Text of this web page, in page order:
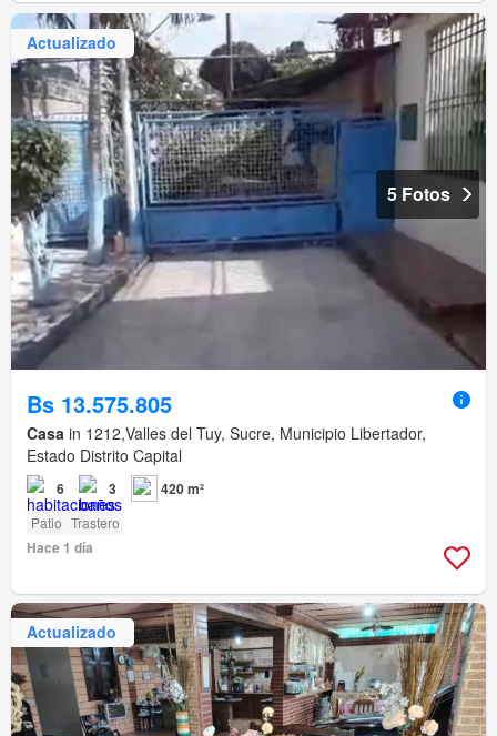
Actualizado
5 Fotos
Bs 13.575.805
Casa in 1212,Valles del Tuy, Sucre, Municipio Libertador,
Estado Distrito Capital
6 3 420 m²
Patio Trastero
Hace 1 día
Actualizado